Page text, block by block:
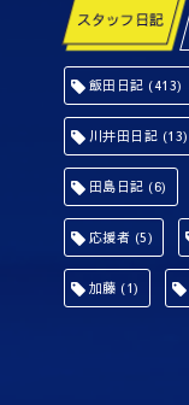
スタッフ日記
飯田日記 (413)
川井田日記 (13)
田島日記 (6)
応援者 (5)
加藤 (1)